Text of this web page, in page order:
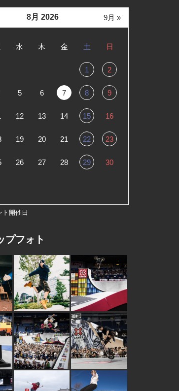
8月 2026
水 木 金 土 日
1 2
5 6 7 8 9
12 13 14 15 16
19 20 21 22 23
26 27 28 29 30
9月 »
開催日
プフォト